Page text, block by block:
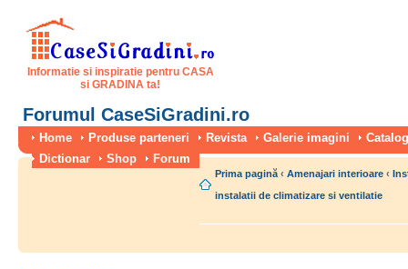
Informatie si inspiratie pentru CASA
si GRADINA ta!
Forumul CaseSiGradini.ro
Home Produse parteneri Revista Galerie imagini
Dictionar
Shop Forum
Prima pagină ‹ Amenajari interioare ‹
instalatii de climatizare si ventilatie